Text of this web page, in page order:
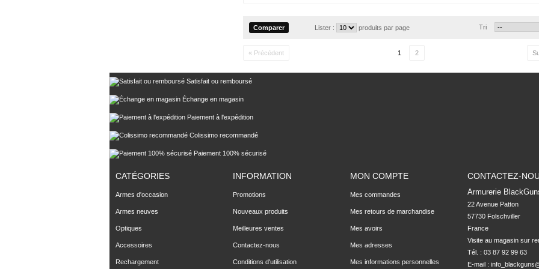
Tri
Lister : produits par page
« Précédent 1 2
Satisfait ou remboursé
Échange en magasin
Paiement à l'expédition
Colissimo recommandé
Paiement 100% sécurisé
CATÉGORIES
Armes d'occasion
Armes neuves
Optiques
Accessoires
Rechargement
INFORMATION
Promotions
Nouveaux produits
Meilleures ventes
Contactez-nous
Conditions d'utilisation
MON COMPTE
Mes commandes
Mes retours de marchandise
Mes avoirs
Mes adresses
Mes informations personnelles
CONTACTEZ-
Armurerie
22 Avenue Patton
57730 Folschviller
France
Visite au magasin sur
Tél. : 03 87 92 99 63
E-mail :